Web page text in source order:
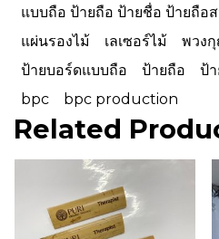
แบบถือ ป้ายถือ ป้ายชื่อ ป้ายถือ
แผ่นรองไม้
เลเซอร์ไม้ พวง
ป้ายบอร์ดแบบถือ
ป้ายถือ ป้
bpc
bpc production
Related